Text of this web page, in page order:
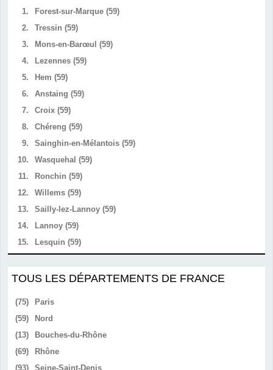
1.
Forest-sur-Marque (59)
2.
Tressin (59)
3.
Mons-en-Barœul (59)
4.
Lezennes (59)
5.
Hem (59)
6.
Anstaing (59)
7.
Croix (59)
8.
Chéreng (59)
9.
Sainghin-en-Mélantois (59)
10.
Wasquehal (59)
11.
Ronchin (59)
12.
Willems (59)
13.
Sailly-lez-Lannoy (59)
14.
Lannoy (59)
15.
Lesquin (59)
TOUS LES DÉPARTEMENTS DE FRANCE
(75)
Paris
(59)
Nord
(13)
Bouches-du-Rhône
(69)
Rhône
(93)
Seine-Saint-Denis